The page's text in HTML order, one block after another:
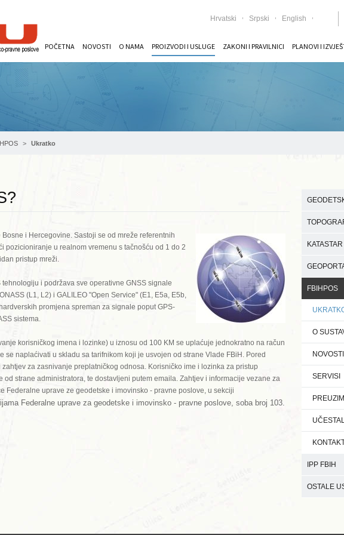
Hrvatski Srpski English
POČETNA NOVOSTI O NAMA PROIZVODI I USLUGE ZAKONI I PRAVILNICI PLANOVI I
Ukratko
i Hercegovine. Sastoji se od mreže referentnih
pozicioniranje u realnom vremenu s tačnošću od 1 do 2
pristup mreži.
i podržava sve operativne GNSS signale
(L1, L2) i GALILEO "Open Service" (E1, E5a, E5b,
promjena spreman za signale poput GPS-
sistema.
korisničkog imena i lozinke) u iznosu od 100 KM se uplaćuje jednokratno na račun
se naplaćivati u skladu sa tarifnikom koji je usvojen od strane Vlade FBiH. Pored
za zasnivanje preplatničkog odnosa. Korisničko ime i lozinka za pristup
od strane administratora, te dostavljeni putem emaila. Zahtjev i informacije vezane za
Federalne uprave ze geodetske i imovinsko - pravne poslove, u sekciji
Federalne uprave za geodetske i imovinsko - pravne poslove, soba broj 103.
KATASTAR
FBIHPOS
O
NOVOSTI
SERVISI
IPP FBIH
OSTALE